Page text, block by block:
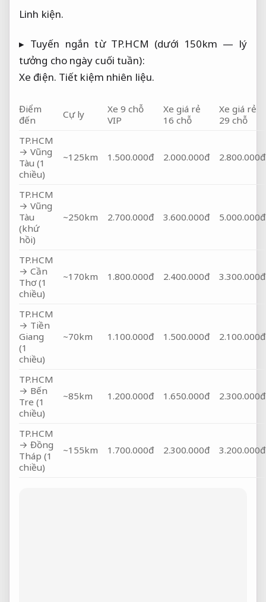
Linh kiện.
▸ Tuyến ngắn từ TP.HCM (dưới 150km — lý
tưởng cho ngày cuối tuần):
Xe điện. Tiết kiệm nhiên liệu.
Điểm
đến
Cự ly
Xe 9 chỗ
VIP
Xe giá rẻ
16 chỗ
Xe giá rẻ
29 chỗ
TP.HCM
→ Vũng
Tàu (1
chiều)
~125km 1.500.000đ 2.000.000đ 2.800.000đ
TP.HCM
→ Vũng
Tàu
(khứ
hồi)
~250km 2.700.000đ 3.600.000đ 5.000.000đ
TP.HCM
→ Cần
Thơ (1
chiều)
~170km 1.800.000đ 2.400.000đ 3.300.000đ
TP.HCM
→ Tiền
Giang
(1
chiều)
~70km 1.100.000đ 1.500.000đ 2.100.000đ
TP.HCM
→ Bến
Tre (1
chiều)
~85km 1.200.000đ 1.650.000đ 2.300.000đ
TP.HCM
→ Đồng
Tháp (1
chiều)
~155km 1.700.000đ 2.300.000đ 3.200.000đ